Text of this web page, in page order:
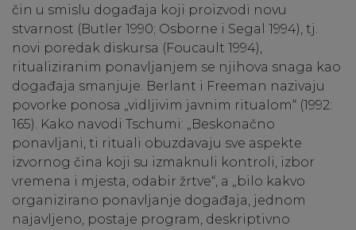
čin u smislu događaja koji proizvodi novu
stvarnost (Butler 1990; Osborne i Segal 1994), tj.
novi poredak diskursa (Foucault 1994),
ritualiziranim ponavljanjem se njihova snaga kao
događaja smanjuje. Berlant i Freeman nazivaju
povorke ponosa „vidljivim javnim ritualom“ (1992:
165). Kako navodi Tschumi: „Beskonačno
ponavljani, ti rituali obuzdavaju sve aspekte
izvornog čina koji su izmaknuli kontroli, izbor
vremena i mjesta, odabir žrtve“, a „bilo kakvo
organizirano ponavljanje događaja, jednom
najavljeno, postaje program, deskriptivno